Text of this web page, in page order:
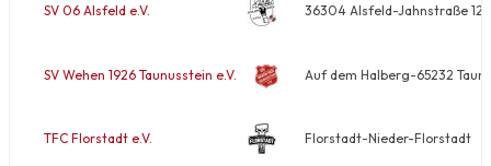
SV 06 Alsfeld e.V. 36304 Alsfeld-Jahnstraße 12
SV Wehen 1926 Taunusstein e.V. Auf dem Halberg-65232
TFC Florstadt e.V. Florstadt-Nieder-Florstadt